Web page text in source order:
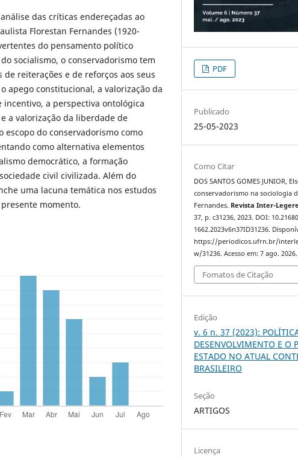
das críticas endereçadas ao
Florestan Fernandes (1920-
do pensamento político
socialismo, o conservadorismo tem
reiterações e de reforços aos seus
apego constitucional, a valorização da
a perspectiva ontológica
a valorização da liberdade de
do conservadorismo como
como alternativa elementos
democrático, a formação
civil civilizada. Além do
uma lacuna temática nos estudos
momento.
PDF
Publicado
25-05-2023
Como Citar
DOS SANTOS GOMES JUNIOR,
conservadorismo na sociologia
Fernandes. Revista Inter-Legere
37, p. c31236, 2023. DOI:
1662.2023v6n37ID31236.
https://periodicos.ufrn.br/
w/31236. Acesso em: 7 ago. 2026.
Fomatos de Citação
Edição
v. 6 n. 37 (2023):
DESENVOLVIMENTO E O
ESTADO NO ATUAL
BRASILEIRO
Seção
ARTIGOS
Licença